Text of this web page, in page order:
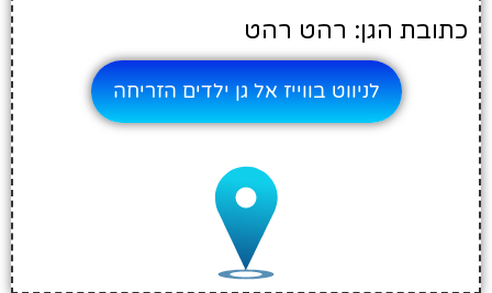
כתובת הגן: רהט רהט
לניווט בווייז אל גן ילדים הזריחה